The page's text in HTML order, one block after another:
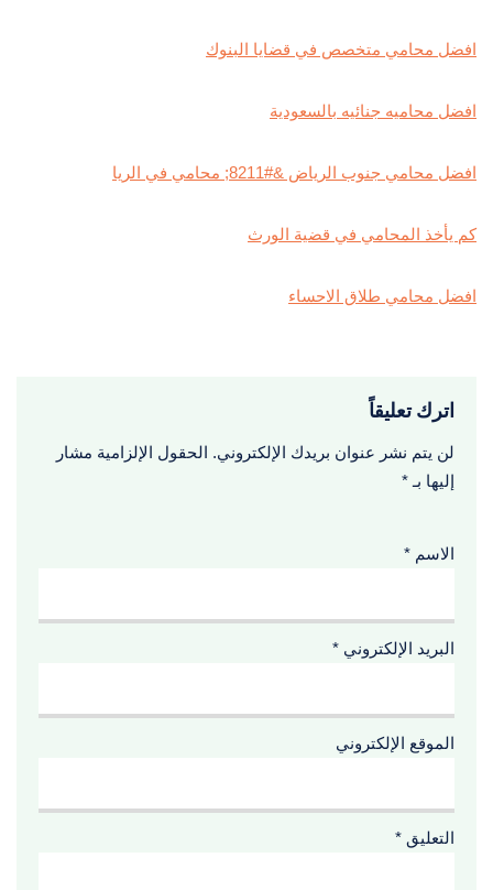
افضل محامي متخصص في قضايا البنوك
افضل محاميه جنائيه بالسعودية
افضل محامي جنوب الرياض &#8211; محامي في الريا
كم يأخذ المحامي في قضية الورث
افضل محامي طلاق الاحساء
اترك تعليقاً
لن يتم نشر عنوان بريدك الإلكتروني. الحقول الإلزامية مشار
إليها بـ *
الاسم *
البريد الإلكتروني *
الموقع الإلكتروني
التعليق *